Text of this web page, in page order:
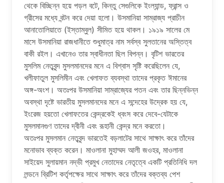
থেকে বিচ্ছিন্ন হয়ে পড়ল বটে, কিন্তু সেগুলিকে ইংল্যান্ড, ফ্রান্স ও
গ্রীসের মধ্যে বন্টন করে দেয়া হলো। উসমানিয়া সাম্রাজ্য প্রাচীন
আনাতোলিয়াতে (ইস্তাম্বুল) সীমিত হয়ে থাকল। ১৯১৯ সালের মে
মাসে উসমানিয়া রাজধানীতে শুধুমাত্র নাম সর্বস্ব সুলতানের অস্তিত্ব
বাকী রইল। এখানেও তার স্বাধীনতা ছিল বিপন্ন। বৃটিশ ভারতের
মুসলিম নেতৃবৃন্দ মুসলমানদের মনে এ বিশ্বাস সৃষ্টি করেছিলেন যে,
খলীফাতুল মুসলিমীন এবং খেলাফত ব্যবস্থা তাদের প্রকৃত ঈমানের
অঙ্গ-অংশ। অতঃপর উসমানিয়া সাম্রাজ্যের পতন এবং তার ছিন্নভিন্ন
অবস্থা দৃষ্টে ভারতীয় মুসলমানদের মনে এ সন্দেহের উদ্রেক হয় যে,
ইংরেজ হয়তো খেলাফতের কেন্দ্রকেই ধ্বংস করে দেবে-যেটাকে
মুসলমানগুণ তাদের দ্বীনী এবং রূহানী কেন্দ্র মনে করতো।
অতঃপর মুসলমান নেতৃবৃন্দ ভারতেই বড়লাটের সাথে সাক্ষাৎ করে তাঁদের
মনোভাব ব্যক্ত করেন। মাওলানা মুহাম্মদ আলী জওহর, মাওলানা
সাইয়েদ সুলায়মান নদ্ভী প্রমুখ নেতাদের নেতৃত্বে একটি প্রতিনিধি দল
লন্ডনে ব্রিটিশ কর্তৃপক্ষের সাথে সাক্ষাৎ করে তাঁদের বক্তব্য পেশ